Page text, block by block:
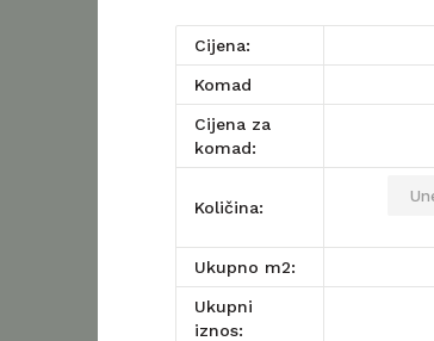
Cijena:
komad
Cijena za
komad:
Količina:
Ukupno m2:
Ukupni
iznos: